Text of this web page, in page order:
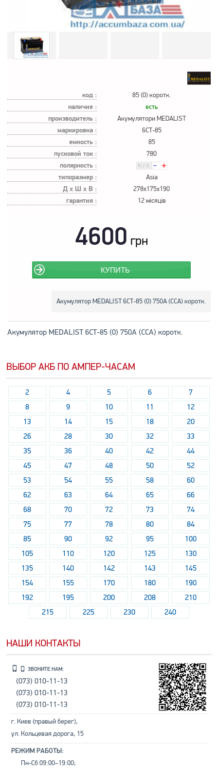
код : 85 (0) коротк.
наличие : есть
производитель : Акумулятори MEDALIST
маркировка : 6СТ-85
емкость : 85
пусковой ток : 780
полярность :
типоразмер :
Asia
Д х Ш х В : 278x175x190
гарантия : 12 місяців
4600 грн
КУПИТЬ
Акумулятор MEDALIST 6СТ-85 (0) 750A (CCA) коротк.
Акумулятор MEDALIST 6СТ-85 (0) 750A (CCA) коротк.
ВЫБОР АКБ ПО АМПЕР-ЧАСАМ
2 4 5 6
7
8
9 10 11
12
13
14 15 18
20
26
28 30 32
33
35
36 40 42
44
45
47 48 50
52
53
54 55 58
60
62
63 64 65
66
68
70 72 73
74
75
77 78 80
84
85
90 92 95
100
105
110 120 125
130
135
140 142 143
145
154
155 170 180
190
192
195 200 208
210
215
225 230 240
НАШИ КОНТАКТЫ
ЗВОНИТЕ НАМ:
(073) 010-11-13
(073) 010-11-13
(073) 010-11-13
г. Киев (правый берег),
ул. Кольцевая дорога, 15
РЕЖИМ РАБОТЫ:
Пн-Сб 09:00–19:00;